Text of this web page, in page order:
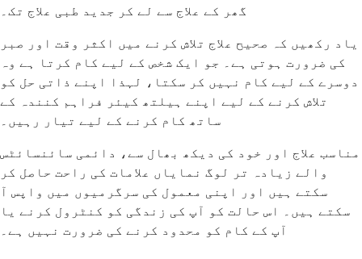
گھر کے علاج سے لے کر جدید طبی علاج تک۔
یاد رکھیں کہ صحیح علاج تلاش کرنے میں اکثر وقت اور صبر
کی ضرورت ہوتی ہے۔ جو ایک شخص کے لیے کام کرتا ہے وہ
دوسرے کے لیے کام نہیں کر سکتا، لہذا اپنے ذاتی حل کو
تلاش کرنے کے لیے اپنے ہیلتھ کیئر فراہم کنندہ کے
ساتھ کام کرنے کے لیے تیار رہیں۔
مناسب علاج اور خود کی دیکھ بھال سے، دائمی سائنسائٹس
والے زیادہ تر لوگ نمایاں علامات کی راحت حاصل کر
سکتے ہیں اور اپنی معمول کی سرگرمیوں میں واپس آ
سکتے ہیں۔ اس حالت کو آپ کی زندگی کو کنٹرول کرنے یا
آپ کے کام کو محدود کرنے کی ضرورت نہیں ہے۔